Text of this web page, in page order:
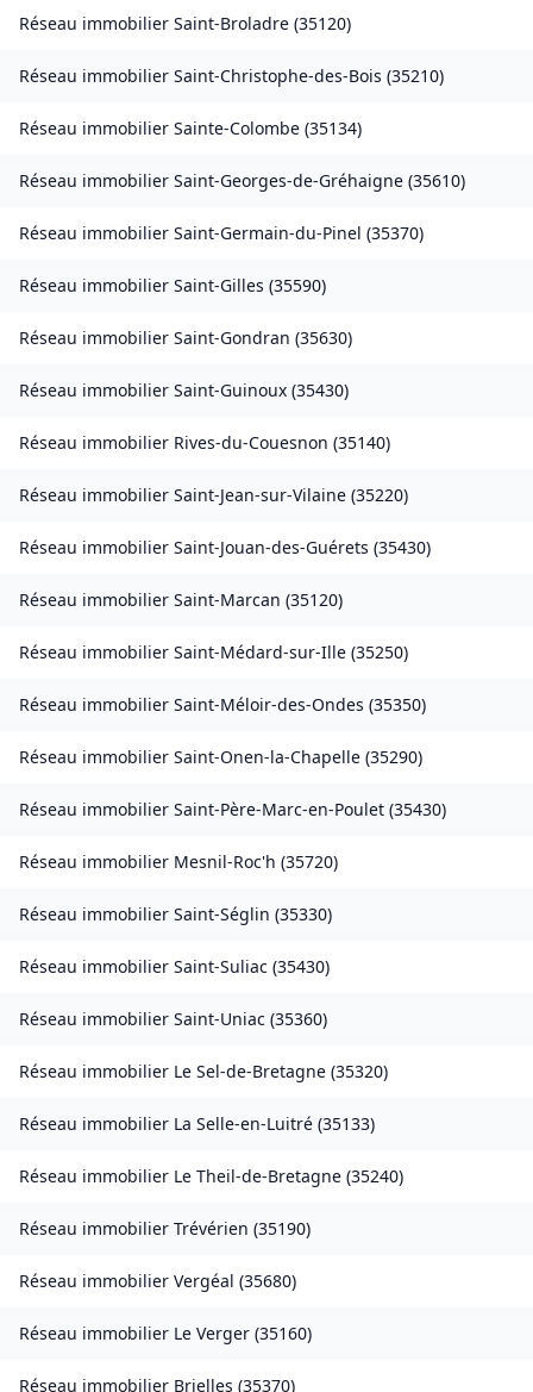
Réseau immobilier Saint-Broladre (35120)
Réseau immobilier Saint-Christophe-des-Bois (35210)
Réseau immobilier Sainte-Colombe (35134)
Réseau immobilier Saint-Georges-de-Gréhaigne (35610)
Réseau immobilier Saint-Germain-du-Pinel (35370)
Réseau immobilier Saint-Gilles (35590)
Réseau immobilier Saint-Gondran (35630)
Réseau immobilier Saint-Guinoux (35430)
Réseau immobilier Rives-du-Couesnon (35140)
Réseau immobilier Saint-Jean-sur-Vilaine (35220)
Réseau immobilier Saint-Jouan-des-Guérets (35430)
Réseau immobilier Saint-Marcan (35120)
Réseau immobilier Saint-Médard-sur-Ille (35250)
Réseau immobilier Saint-Méloir-des-Ondes (35350)
Réseau immobilier Saint-Onen-la-Chapelle (35290)
Réseau immobilier Saint-Père-Marc-en-Poulet (35430)
Réseau immobilier Mesnil-Roc'h (35720)
Réseau immobilier Saint-Séglin (35330)
Réseau immobilier Saint-Suliac (35430)
Réseau immobilier Saint-Uniac (35360)
Réseau immobilier Le Sel-de-Bretagne (35320)
Réseau immobilier La Selle-en-Luitré (35133)
Réseau immobilier Le Theil-de-Bretagne (35240)
Réseau immobilier Trévérien (35190)
Réseau immobilier Vergéal (35680)
Réseau immobilier Le Verger (35160)
Réseau immobilier Brielles (35370)